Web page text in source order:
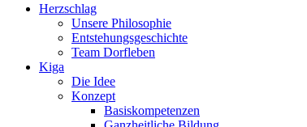
Herzschlag
Unsere Philosophie
Entstehungsgeschichte
Team Dorfleben
Kiga
Die Idee
Konzept
Basiskompetenzen